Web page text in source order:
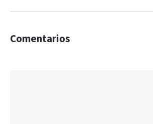
Comentarios